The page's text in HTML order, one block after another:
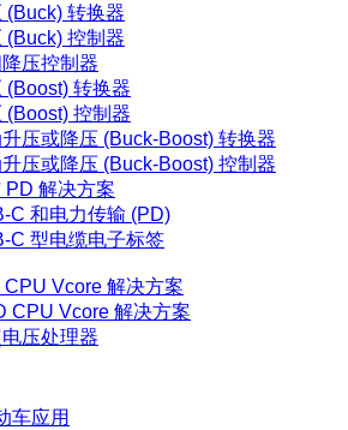
(Buck) 转换器
(Buck) 控制器
压控制器
(Boost) 转换器
(Boost) 控制器
升压或降压 (Buck-Boost) 转换器
升压或降压 (Buck-Boost) 控制器
PD 解决方案
C 和电力传输 (PD)
C 型电缆电子标签
CPU Vcore 解决方案
CPU Vcore 解决方案
压处理器
车应用